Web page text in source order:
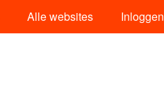
Alle websites Inloggen